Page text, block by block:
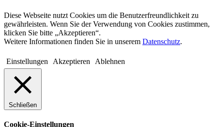
Diese Webseite nutzt Cookies um die Benutzerfreundlichkeit zu
gewährleisten. Wenn Sie der Verwendung von Cookies zustimmen,
klicken Sie bitte „Akzeptieren“.
Weitere Informationen finden Sie in unserem Datenschutz.
Einstellungen Akzeptieren Ablehnen
Schließen
Cookie-Einstellungen